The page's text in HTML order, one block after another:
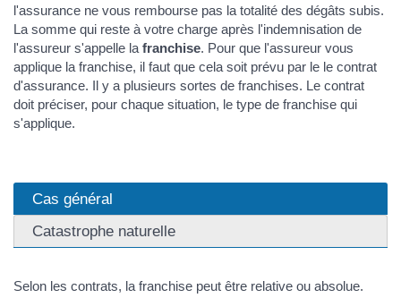
l'assurance ne vous rembourse pas la totalité des dégâts subis.
La somme qui reste à votre charge après l'indemnisation de
l'assureur s'appelle la franchise. Pour que l'assureur vous
applique la franchise, il faut que cela soit prévu par le le contrat
d'assurance. Il y a plusieurs sortes de franchises. Le contrat
doit préciser, pour chaque situation, le type de franchise qui
s'applique.
Cas général
Catastrophe naturelle
Selon les contrats, la franchise peut être relative ou absolue.